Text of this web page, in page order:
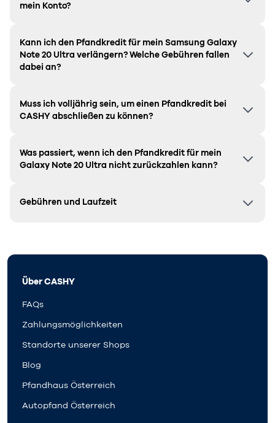
mein Konto?
Kann ich den Pfandkredit für mein Samsung Galaxy
Note 20 Ultra verlängern? Welche Gebühren fallen
dabei an?
Muss ich volljährig sein, um einen Pfandkredit bei
CASHY abschließen zu können?
Was passiert, wenn ich den Pfandkredit für mein
Galaxy Note 20 Ultra nicht zurückzahlen kann?
Gebühren und Laufzeit
Über CASHY
FAQs
Zahlungsmöglichkeiten
Standorte unserer Shops
Blog
Pfandhaus Österreich
Autopfand Österreich